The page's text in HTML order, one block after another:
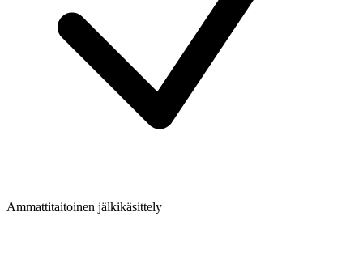
Ammattitaitoinen jälkikäsittely